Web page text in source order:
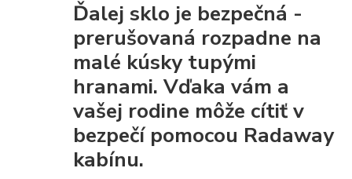
Ďalej sklo je bezpečná -
prerušovaná rozpadne na
malé kúsky tupými
hranami. Vďaka vám a
vašej rodine môže cítiť v
bezpečí pomocou Radaway
kabínu.